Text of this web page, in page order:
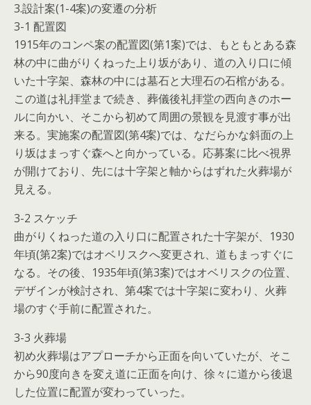
3.設計案(1-4案)の変遷の分析
3-1 配置図
1915年のコンペ案の配置図(第1案)では、もともとある森
林の中に曲がりくねった上り坂があり、道の入り口に傾
いた十字架、森林の中には墓石と大理石の石棺がある。
この道は礼拝堂まで続き、葬儀後礼拝堂の西向きのホー
ルに向かい、そこから初めて周囲の景観を見渡す事が出
来る。実施案の配置図(第4案)では、なだらかな斜面の上
り坂はまっすぐ森へと向かっている。応募案に比べ視界
が開けており、先には十字架と軸からはずれた火葬場が
見える。
3-2 スケッチ
曲がりくねった道の入り口に配置された十字架が、1930
年頃(第2案)ではオベリスクへ変更され、道もまっすぐに
なる。その後、1935年頃(第3案)ではオベリスクの位置、
デザインが検討され、第4案では十字架に変わり、火葬
場のすぐ手前に配置された。
3-3 火葬場
初め火葬場はアプローチから正面を向いていたが、そこ
から90度向きを変え道に正面を向け、徐々に道から後退
した位置に配置が変わっていった。